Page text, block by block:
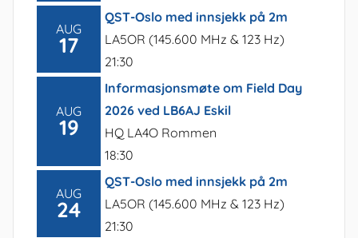
AUG
17
QST-Oslo med innsjekk på 2m
LA5OR (145.600 MHz & 123 Hz)
21:30
AUG
19
Informasjonsmøte om Field Day
2026 ved LB6AJ Eskil
HQ LA4O Rommen
18:30
AUG
24
QST-Oslo med innsjekk på 2m
LA5OR (145.600 MHz & 123 Hz)
21:30